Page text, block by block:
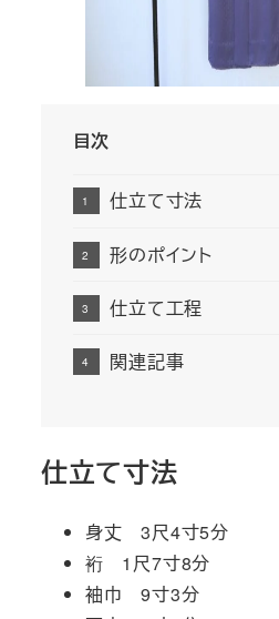
目次
仕立て寸法
形のポイント
仕立て工程
関連記事
仕立て寸法
身丈 3尺4寸5分
裄 1尺7寸8分
袖巾 9寸3分